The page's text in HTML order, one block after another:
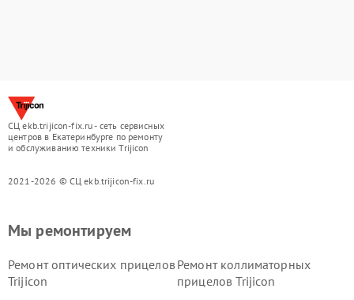
СЦ ekb.trijicon-fix.ru - сеть сервисных
центров в Екатеринбурге по ремонту
и обслуживанию техники Trijicon
2021-2026 © СЦ ekb.trijicon-fix.ru
Мы ремонтируем
Ремонт оптических прицелов
Trijicon
Ремонт коллиматорных
прицелов Trijicon